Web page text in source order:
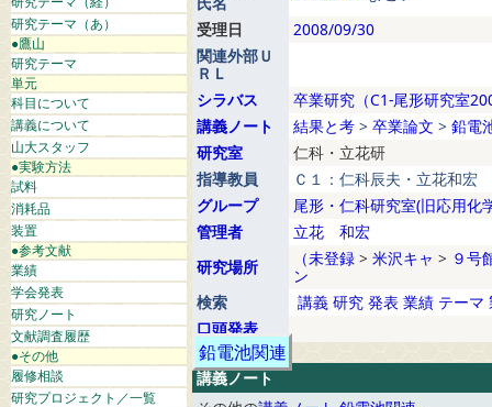
研究テーマ（あ）
●鷹山
研究テーマ
単元
科目について
講義について
山大スタッフ
●実験方法
試料
消耗品
装置
●参考文献
業績
学会発表
研究ノート
文献調査履歴
●その他
履修相談
研究プロジェクト／一覧
受理日
2008/09/30
関連外部Ｕ
ＲＬ
シラバス
卒業研究（C1-尾形研究室
講義ノート
結果と考 > 卒業論文 > 鉛電
研究室
仁科・立花研
指導教員
Ｃ１：仁科辰夫・立花和宏
グループ
尾形・仁科研究室(旧応用化
管理者
立花 和宏
研究場所
（未登録 > 米沢キャ > ９号
ン
検索
講義 研究 発表 業績 テーマ
口頭発表
鉛電池関連
講義ノート